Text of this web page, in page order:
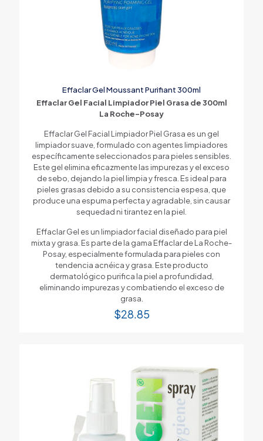
Effaclar Gel Moussant Purifiant 300ml
Effaclar Gel Facial Limpiador Piel Grasa de 300ml
La Roche-Posay
Effaclar Gel Facial Limpiador Piel Grasa es un gel
limpiador suave, formulado con agentes limpiadores
específicamente seleccionados para pieles sensibles.
Este gel elimina eficazmente las impurezas y el exceso
de sebo, dejando la piel limpia y fresca. Es ideal para
pieles grasas debido a su consistencia espesa, que
produce una espuma perfecta y agradable, sin causar
sequedad ni tirantez en la piel.
Effaclar Gel es un limpiador facial diseñado para piel
mixta y grasa. Es parte de la gama Effaclar de La Roche-
Posay, especialmente formulada para pieles con
tendencia acnéica y grasa. Este producto
dermatológico purifica la piel a profundidad,
eliminando impurezas y combatiendo el exceso de
grasa.
$28.85